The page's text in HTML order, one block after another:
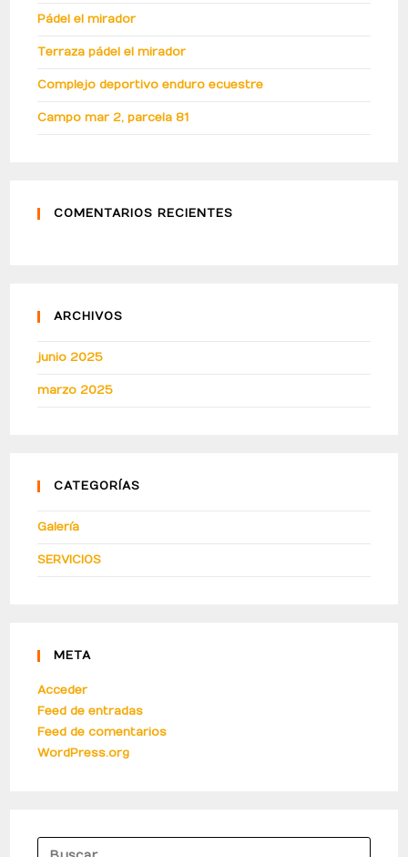
Pádel el mirador
Terraza pádel el mirador
Complejo deportivo enduro ecuestre
Campo mar 2, parcela 81
COMENTARIOS RECIENTES
ARCHIVOS
junio 2025
marzo 2025
CATEGORÍAS
Galería
SERVICIOS
META
Acceder
Feed de entradas
Feed de comentarios
WordPress.org